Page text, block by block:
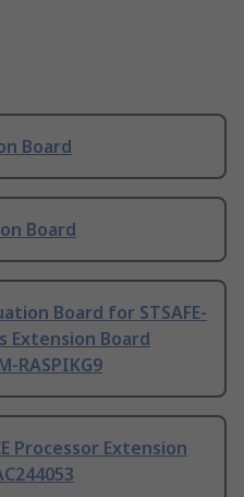
Board
Board
Board for STSAFE-
Extension Board
RASPIKG9
Processor Extension